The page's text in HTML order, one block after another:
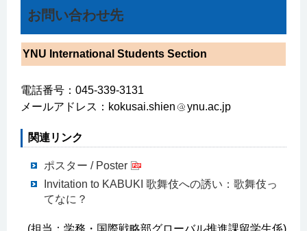
お問い合わせ先
YNU International Students Section
電話番号：045-339-3131
メールアドレス：kokusai.shien
ynu.ac.jp
関連リンク
ポスター / Poster
Invitation to KABUKI 歌舞伎への誘い：歌舞伎っ
てなに？
(担当：学務・国際戦略部グローバル推進課留学生係)